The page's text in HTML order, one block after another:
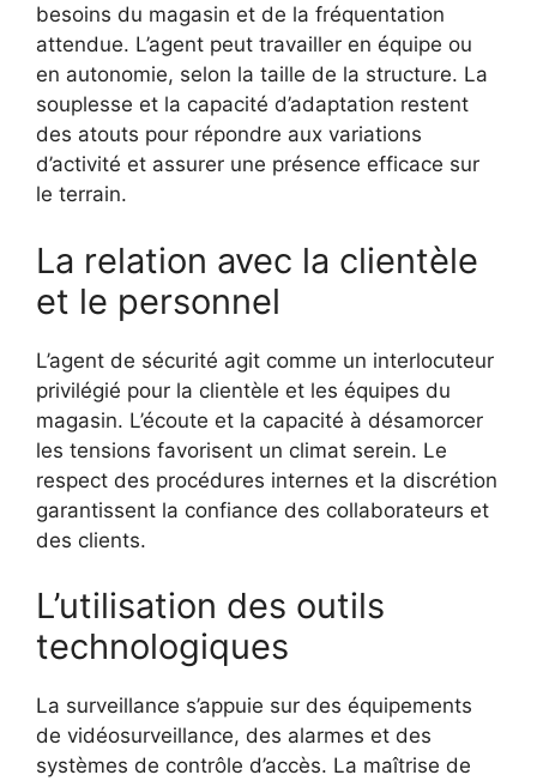
besoins du magasin et de la fréquentation
attendue. L’agent peut travailler en équipe ou
en autonomie, selon la taille de la structure. La
souplesse et la capacité d’adaptation restent
des atouts pour répondre aux variations
d’activité et assurer une présence efficace sur
le terrain.
La relation avec la clientèle
et le personnel
L’agent de sécurité agit comme un interlocuteur
privilégié pour la clientèle et les équipes du
magasin. L’écoute et la capacité à désamorcer
les tensions favorisent un climat serein. Le
respect des procédures internes et la discrétion
garantissent la confiance des collaborateurs et
des clients.
L’utilisation des outils
technologiques
La surveillance s’appuie sur des équipements
de vidéosurveillance, des alarmes et des
systèmes de contrôle d’accès. La maîtrise de